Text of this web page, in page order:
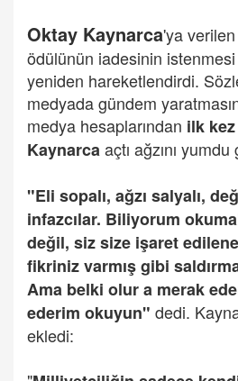
Oktay Kaynarca'ya verilen
ödülünün iadesinin
yeniden hareketlendirdi.
medyada gündem
medya hesaplarından ilk
Kaynarcaaçtı ağzını
"Eli sopalı, ağzı salyalı,
infazcılar. Biliyorum
değil, siz size işaret
fikriniz varmış gibi
Ama belki olur a merak
ederim okuyun" dedi.
ekledi: